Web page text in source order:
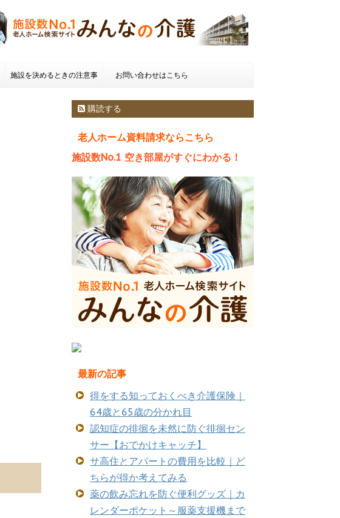
施設を決めるときの注意事
項 老人ホームの種類とお金
お問い合わせはこちら
購読する
老人ホーム資料請求ならこちら
施設数No.1 空き部屋がすぐにわかる！
最新の記事
得をする知っておくべき介護保険｜
64歳と65歳の分かれ目
認知症の徘徊を未然に防ぐ徘徊セン
サー【おでかけキャッチ】
サ高住とアパートの費用を比較｜ど
ちらが得か考えてみる
薬の飲み忘れを防ぐ便利グッズ｜カ
レンダーポケット～服薬支援機まで